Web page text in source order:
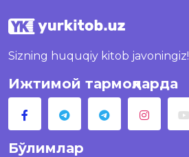
Sizning huquqiy kitob javoningiz!
Ижтимой тармоқларда
Бўлимлар